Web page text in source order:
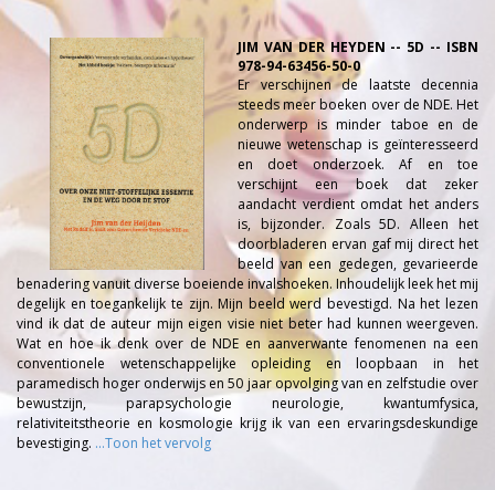
JIM VAN DER HEYDEN -- 5D -- ISBN
978-94-63456-50-0
Er verschijnen de laatste decennia
steeds meer boeken over de NDE. Het
onderwerp is minder taboe en de
nieuwe wetenschap is geïnteresseerd
en doet onderzoek. Af en toe
verschijnt een boek dat zeker
aandacht verdient omdat het anders
is, bijzonder. Zoals 5D. Alleen het
doorbladeren ervan gaf mij direct het
beeld van een gedegen, gevarieerde
benadering vanuit diverse boeiende invalshoeken. Inhoudelijk leek het mij
degelijk en toegankelijk te zijn. Mijn beeld werd bevestigd. Na het lezen
vind ik dat de auteur mijn eigen visie niet beter had kunnen weergeven.
Wat en hoe ik denk over de NDE en aanverwante fenomenen na een
conventionele wetenschappelijke opleiding en loopbaan in het
paramedisch hoger onderwijs en 50 jaar opvolging van en zelfstudie over
bewustzijn, parapsychologie neurologie, kwantumfysica,
relativiteitstheorie en kosmologie krijg ik van een ervaringsdeskundige
bevestiging. ...Toon het vervolg